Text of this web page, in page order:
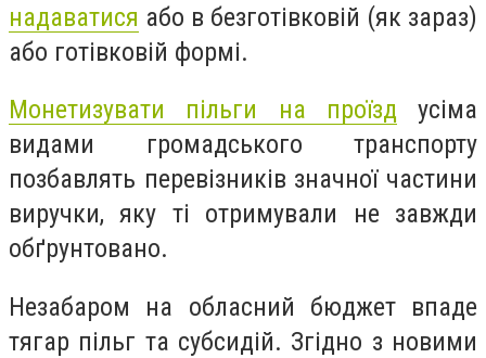
надаватися або в безготівковій (як зараз)
або готівковій формі.
Монетизувати пільги на проїзд усіма
видами громадського транспорту
позбавлять перевізників значної частини
виручки, яку ті отримували не завжди
обґрунтовано.
Незабаром на обласний бюджет впаде
тягар пільг та субсидій. Згідно з новими